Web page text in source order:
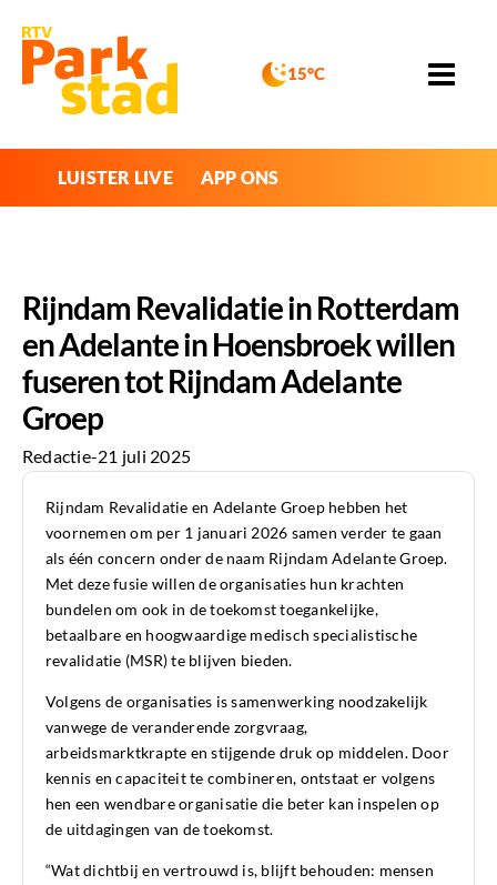
15°C
LUISTER LIVE APP ONS
Rijndam Revalidatie in Rotterdam
en Adelante in Hoensbroek willen
fuseren tot Rijndam Adelante
Groep
Redactie-21 juli 2025
Rijndam Revalidatie en Adelante Groep hebben het
voornemen om per 1 januari 2026 samen verder te gaan
als één concern onder de naam Rijndam Adelante Groep.
Met deze fusie willen de organisaties hun krachten
bundelen om ook in de toekomst toegankelijke,
betaalbare en hoogwaardige medisch specialistische
revalidatie (MSR) te blijven bieden.
Volgens de organisaties is samenwerking noodzakelijk
vanwege de veranderende zorgvraag,
arbeidsmarktkrapte en stijgende druk op middelen. Door
kennis en capaciteit te combineren, ontstaat er volgens
hen een wendbare organisatie die beter kan inspelen op
de uitdagingen van de toekomst.
“Wat dichtbij en vertrouwd is, blijft behouden: mensen